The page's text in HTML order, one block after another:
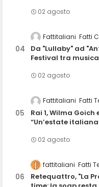
02 agosto
Fattitaliani Fatti
Da "Lullaby" ad
Festival tra
02 agosto
Fattitaliani Fatti
Rai 1, Wilma
“Un’estate
02 agosto
fattitaliani Fatti
Retequattro, "La